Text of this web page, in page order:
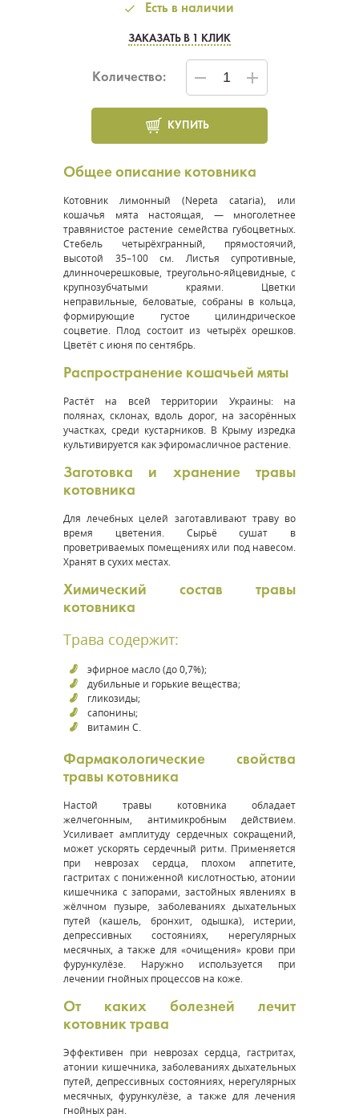
Есть в наличии
ЗАКАЗАТЬ В 1 КЛИК
Количество:
КУПИТЬ
Общее описание котовника
Котовник лимонный (Nepeta cataria), или
кошачья мята настоящая, — многолетнее
травянистое растение семейства губоцветных.
Стебель четырёхгранный, прямостоячий,
высотой 35–100 см. Листья супротивные,
длинночерешковые, треугольно-яйцевидные, с
крупнозубчатыми краями. Цветки
неправильные, беловатые, собраны в кольца,
формирующие густое цилиндрическое
соцветие. Плод состоит из четырёх орешков.
Цветёт с июня по сентябрь.
Распространение кошачьей мяты
Растёт на всей территории Украины: на
полянах, склонах, вдоль дорог, на засорённых
участках, среди кустарников. В Крыму изредка
культивируется как эфиромасличное растение.
Заготовка и хранение травы
котовника
Для лечебных целей заготавливают траву во
время цветения. Сырьё сушат в
проветриваемых помещениях или под навесом.
Хранят в сухих местах.
Химический состав травы
котовника
Трава содержит:
эфирное масло (до 0,7%);
дубильные и горькие вещества;
гликозиды;
сапонины;
витамин С.
Фармакологические свойства
травы котовника
Настой травы котовника обладает
желчегонным, антимикробным действием.
Усиливает амплитуду сердечных сокращений,
может ускорять сердечный ритм. Применяется
при неврозах сердца, плохом аппетите,
гастритах с пониженной кислотностью, атонии
кишечника с запорами, застойных явлениях в
жёлчном пузыре, заболеваниях дыхательных
путей (кашель, бронхит, одышка), истерии,
депрессивных состояниях, нерегулярных
месячных, а также для «очищения» крови при
фурункулёзе. Наружно используется при
лечении гнойных процессов на коже.
От каких болезней лечит
котовник трава
Эффективен при неврозах сердца, гастритах,
атонии кишечника, заболеваниях дыхательных
путей, депрессивных состояниях, нерегулярных
месячных, фурункулёзе, а также для лечения
гнойных ран.